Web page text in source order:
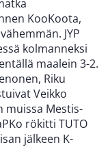
KooKoota,
JYP
kolmanneksi
maalein 3-2.
Riku
Veikko
muissa Mestis-
rökitti TUTO
jälkeen K-